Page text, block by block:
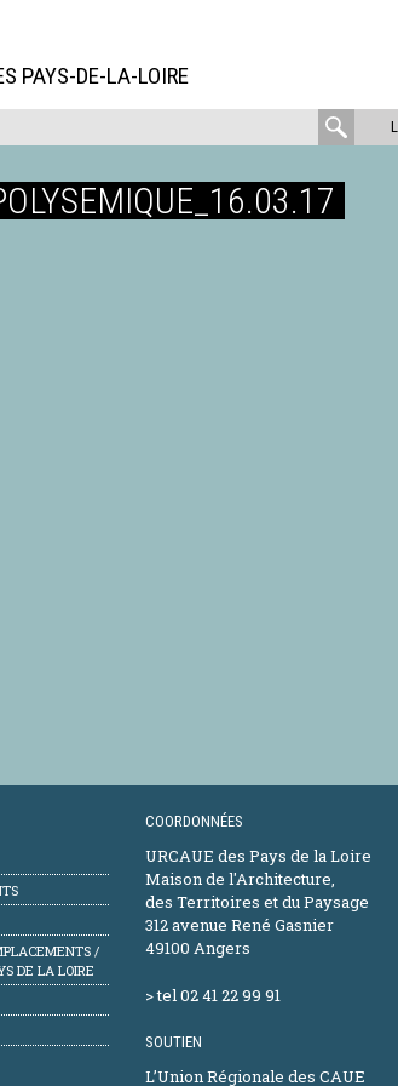
PAYS-DE-LA-LOIRE
:
/
DE LA LOIRE
COORDONNÉES
URCAUE des Pays de la Loire
Maison de l'Architecture,
des Territoires et du Paysage
312 avenue René Gasnier
49100 Angers
> tel 02 41 22 99 91
SOUTIEN
L’Union Régionale des CAUE